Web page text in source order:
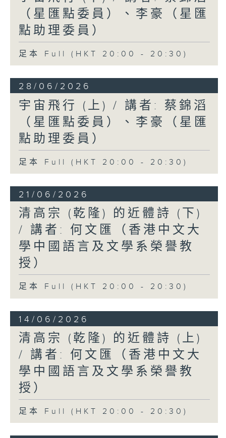
（星匯點委員）、李豪（星匯
點助理委員）
足本 Full (HKT 20:00 - 20:30)
28/06/2026
宇宙飛行 (上) / 講者: 蔡錦滔
（星匯點委員）、李豪（星匯
點助理委員）
足本 Full (HKT 20:00 - 20:30)
21/06/2026
清高宗 (乾隆) 的近體詩 (下)
/ 講者: 何文匯（香港中文大
學中國語言及文學系榮譽教
授）
足本 Full (HKT 20:00 - 20:30)
14/06/2026
清高宗 (乾隆) 的近體詩 (上)
/ 講者: 何文匯（香港中文大
學中國語言及文學系榮譽教
授）
足本 Full (HKT 20:00 - 20:30)